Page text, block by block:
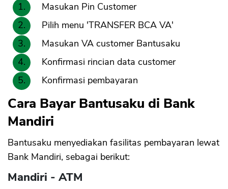
Masukan Pin Customer
Pilih menu 'TRANSFER BCA VA'
Masukan VA customer Bantusaku
Konfirmasi rincian data customer
Konfirmasi pembayaran
Cara Bayar Bantusaku di Bank
Mandiri
Bantusaku menyediakan fasilitas pembayaran lewat
Bank Mandiri, sebagai berikut:
Mandiri - ATM